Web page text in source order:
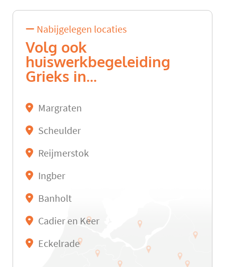
Nabijgelegen locaties
Volg ook
huiswerkbegeleiding
Grieks in...
Margraten
Scheulder
Reijmerstok
Ingber
Banholt
Cadier en Keer
Eckelrade